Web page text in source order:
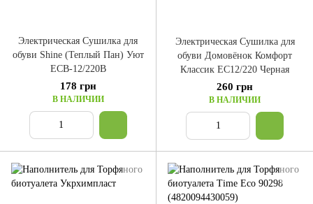
Электрическая Сушилка для
обуви Shine (Теплый Пан) Уют
ЕСВ-12/220В
178 грн
В НАЛИЧИИ
Электрическая Сушилка для
обуви Домовёнок Комфорт
Классик ЕС12/220 Черная
260 грн
В НАЛИЧИИ